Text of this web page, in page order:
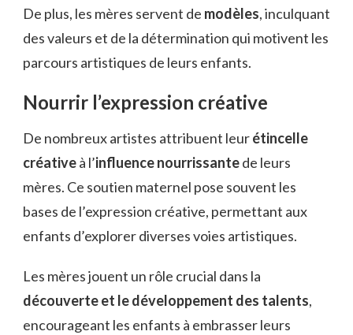
De plus, les mères servent de modèles, inculquant
des valeurs et de la détermination qui motivent les
parcours artistiques de leurs enfants.
Nourrir l’expression créative
De nombreux artistes attribuent leurétincelle
créativeà l’influence nourrissantede leurs
mères. Ce soutien maternel pose souvent les
bases de l’expression créative, permettant aux
enfants d’explorer diverses voies artistiques.
Les mères jouent un rôle crucial dans la
découverte et le développement des talents,
encourageant les enfants à embrasser leurs